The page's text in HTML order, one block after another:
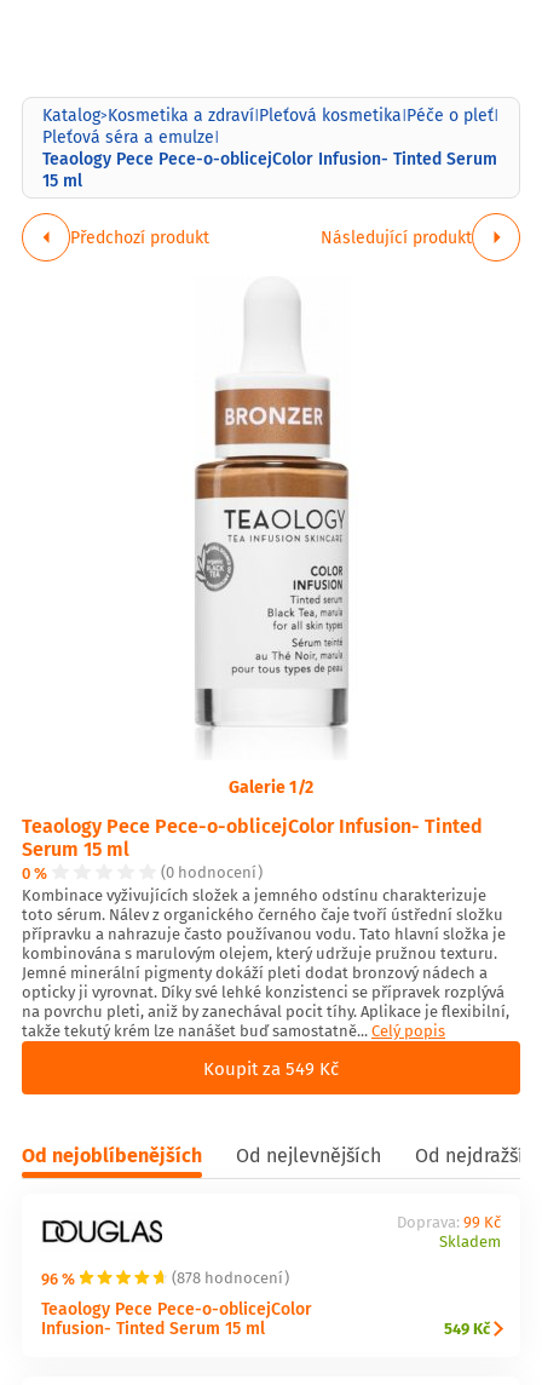
Katalog>Kosmetika a zdraví|Pleťová kosmetika|Péče o pleť|
Pleťová séra a emulze|
Teaology Pece Pece-o-oblicejColor Infusion- Tinted Serum
15 ml
Předchozí produkt Následující produkt
Galerie 1/2
Teaology Pece Pece-o-oblicejColor Infusion- Tinted
Serum 15 ml
0 %
(0 hodnocení)
Kombinace vyživujících složek a jemného odstínu charakterizuje
toto sérum. Nálev z organického černého čaje tvoří ústřední složku
přípravku a nahrazuje často používanou vodu. Tato hlavní složka je
kombinována s marulovým olejem, který udržuje pružnou texturu.
Jemné minerální pigmenty dokáží pleti dodat bronzový nádech a
opticky ji vyrovnat. Díky své lehké konzistenci se přípravek rozplývá
na povrchu pleti, aniž by zanechával pocit tíhy. Aplikace je flexibilní,
takže tekutý krém lze nanášet buď samostatně...Celý popis
Koupit za 549 Kč
Od nejoblíbenějších Od nejlevnějších Od
96 % (878 hodnocení)
Teaology Pece Pece-o-oblicejColor
Infusion- Tinted Serum 15 ml
Doprava: 99 Kč
Skladem
549 Kč